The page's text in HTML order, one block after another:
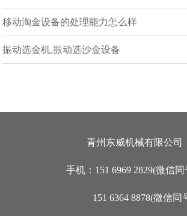
移动淘金设备的处理能力怎么样
振动选金机,振动选沙金设备
青州东威机械有限公司
手机：151 6969 2829(微信同
151 6364 8878(微信同